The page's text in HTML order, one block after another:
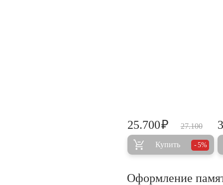
27.100
25.700₽
Купить 5%
Оформление